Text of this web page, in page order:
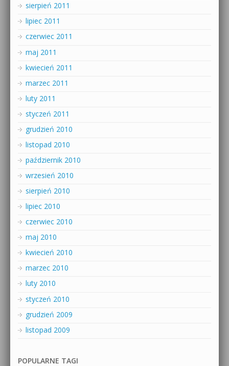
sierpień 2011
lipiec 2011
czerwiec 2011
maj 2011
kwiecień 2011
marzec 2011
luty 2011
styczeń 2011
grudzień 2010
listopad 2010
październik 2010
wrzesień 2010
sierpień 2010
lipiec 2010
czerwiec 2010
maj 2010
kwiecień 2010
marzec 2010
luty 2010
styczeń 2010
grudzień 2009
listopad 2009
POPULARNE TAGI